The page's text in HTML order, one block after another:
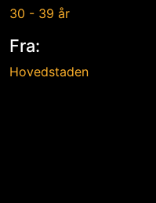
30 - 39 år
Fra:
Hovedstaden